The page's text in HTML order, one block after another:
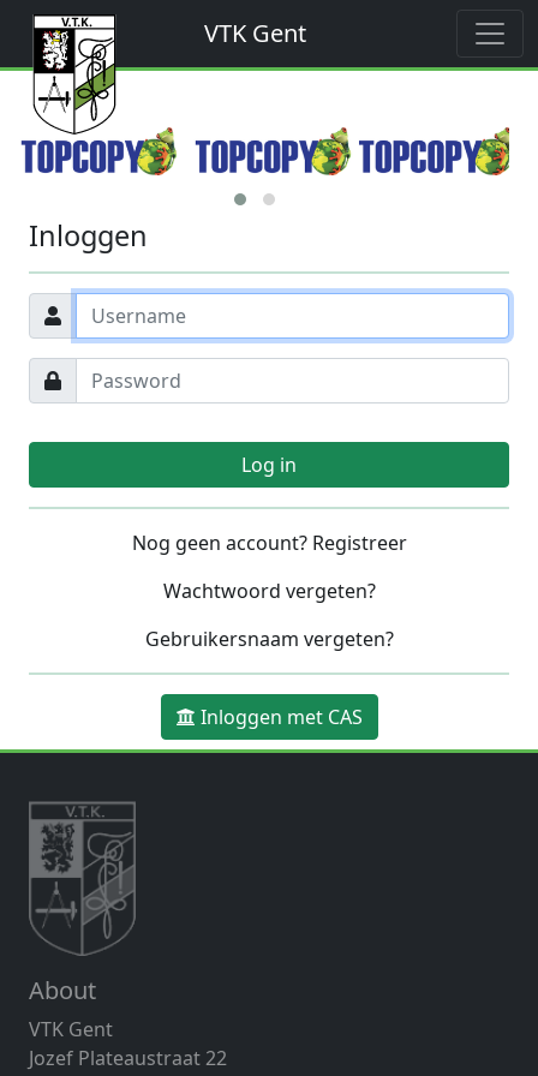
VTK Gent
Inloggen
Log in
Nog geen account? Registreer
Wachtwoord vergeten?
Gebruikersnaam vergeten?
Inloggen met CAS
About
VTK Gent
Jozef Plateaustraat 22